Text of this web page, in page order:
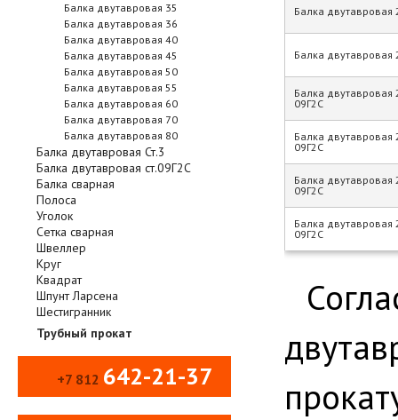
Балка двутавровая 35
Балка двутавровая 36
Балка двутавровая 40
Балка двутавровая 45
Балка двутавровая 50
Балка двутавровая 55
Балка двутавровая 60
Балка двутавровая 70
Балка двутавровая 80
Балка двутавровая Ст.3
Балка двутавровая ст.09Г2С
Балка сварная
Полоса
Уголок
Сетка сварная
Швеллер
Круг
Квадрат
Шпунт Ларсена
Шестигранник
Трубный прокат
+7 812 642-21-37
Балка двутавровая
Балка
Балка двутавровая
09Г2С
Балка двутавровая
09Г2С
Балка двутавровая
09Г2С
Балка двутавровая
09Г2С